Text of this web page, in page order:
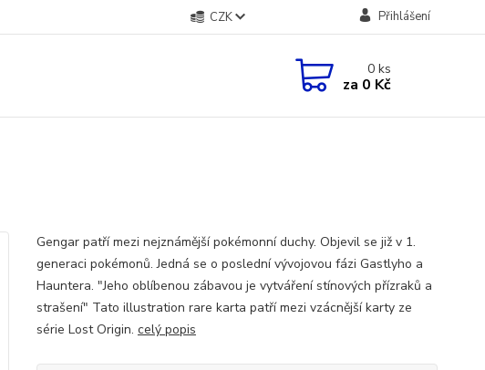
CZK Přihlášení
0ks
za 0 Kč
Gengar patří mezi nejznámější pokémonní duchy. Objevil se již v 1.
generaci pokémonů. Jedná se o poslední vývojovou fázi Gastlyho a
Hauntera. "Jeho oblíbenou zábavou je vytváření stínových přízraků a
strašení" Tato illustration rare karta patří mezi vzácnější karty ze
série Lost Origin. celý popis